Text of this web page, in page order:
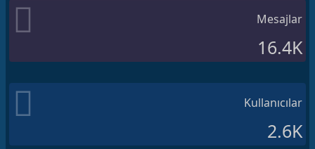
Mesajlar
16.4K
Kullanıcılar
2.6K